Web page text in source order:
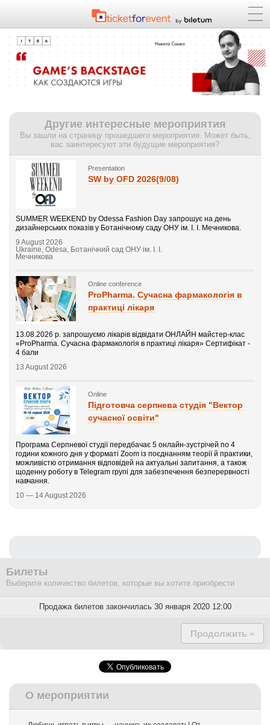
Другие интересные мероприятия
Вы зашли на страницу прошедшего мероприятия. Может быть,
вас заинтересуют эти будущие мероприятия?
Presentation
SW by OFD 2026(9/08)
SUMMER WEEKEND by Odessa Fashion Day запрошує на день
дизайнерських показів у Ботанічному саду ОНУ ім. І. І. Мечникова.
9 August 2026
Ukraine, Odesa, Ботанічний сад ОНУ ім. І. І.
Мечникова
Online conference
ProPharma. Сучасна фармакологія в
практиці лікаря
13.08.2026 р. запрошуємо лікарів відвідати ОНЛАЙН майстер-клас
«ProPharma. Сучасна фармакологія в практиці лікаря» Сертифікат -
4 бали
13 August 2026
Online
Підготовча серпнева студія "Вектор
сучасної освіти"
Програма Серпневої студії передбачає 5 онлайн-зустрічей по 4
години кожного дня у форматі Zoom із поєднанням теорії й практики,
можливістю отримання відповідей на актуальні запитання, а також
щоденну роботу в Telegram групі для забезпечення безперервності
навчання.
10 — 14 August 2026
Билеты
Выберите количество билетов, которые вы хотите приобрести
Продажа билетов закончилась 30 января 2020 12:00
Продолжить »
О мероприятии